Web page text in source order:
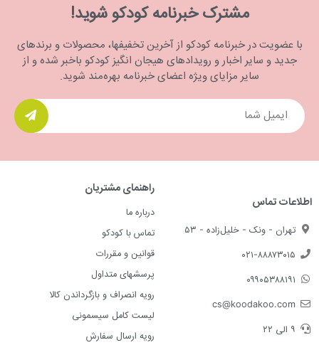
مشترک خبرنامه کودکو شوید!
با عضویت در خبرنامه کودکو از آخرین تخفیفها، محصولات و برندهای
جدید و سایر اخبار و رویدادهای هیجان انگیز کودکو باخبر شده و از
سایر مزایای ویژه اعضای خبرنامه بهره‌مند شوید.
اطلاعات تماس
تهران - ونک - خلیل‌زاده - ۵۳
۰۲۱-۸۸۸۷۳۰۱۵
۰۹۹۰۵۳۸۸۱۹۱
cs@koodakoo.com
۹ الی ۲۲
راهنمای مشتریان
درباره ما
تماس با کودکو
قوانین و مقررات
پرسشهای متداول
رویه انصراف و بازگرداندن کالا
لیست کامل سیسمونی
رویه ارسال سفارش